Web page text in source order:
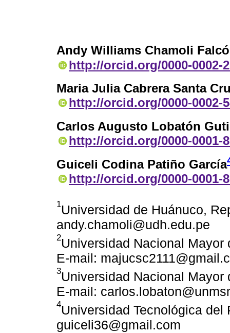
Andy Williams Chamoli
http://orcid.org/0000-0002-
Maria Julia Cabrera Santa
http://orcid.org/0000-0002-
Carlos Augusto Lobatón
http://orcid.org/0000-0001-
Guiceli Codina Patiño García
http://orcid.org/0000-0001-
1Universidad de Huánuco,
andy.chamoli@udh.edu.pe
2Universidad Nacional
E-mail:
3Universidad Nacional
E-mail:
4Universidad Tecnológica
guiceli36@gmail.com